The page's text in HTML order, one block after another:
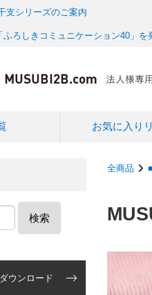
支シリーズのご案内
ろしきコミュニケーション40」を
お気に入り
全商品
検索
ウンロード